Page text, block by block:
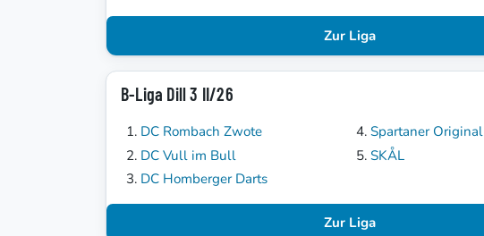
Zur Liga
B-Liga Dill 3 II/26
DC Rombach Zwote
DC Vull im Bull
DC Homberger Darts
Spartaner Original
SKÅL
Zur Liga